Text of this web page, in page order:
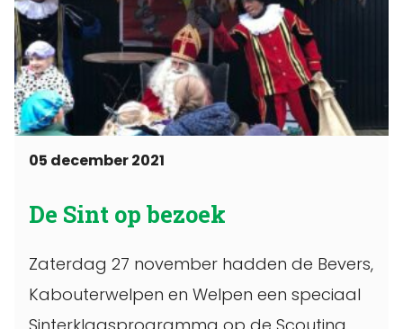
05 december 2021
De Sint op bezoek
Zaterdag 27 november hadden de Bevers,
Kabouterwelpen en Welpen een speciaal